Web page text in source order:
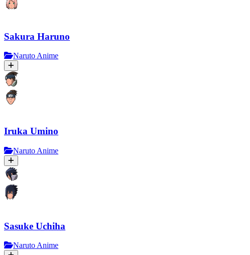
Sakura Haruno
Naruto Anime
Iruka Umino
Naruto Anime
Sasuke Uchiha
Naruto Anime